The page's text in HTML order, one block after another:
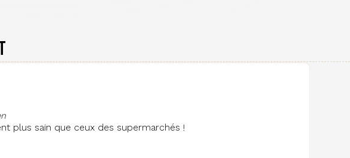
plus sain que ceux des supermarchés !